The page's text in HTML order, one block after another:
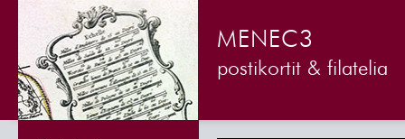
MENEC3
postikortit & filatelia